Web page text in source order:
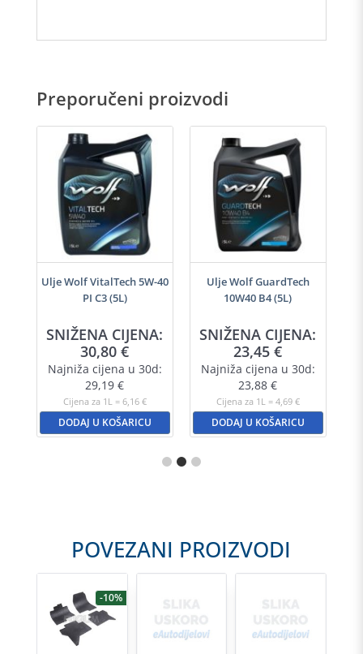
Preporučeni proizvodi
Ulje Wolf VitalTech 5W-40
PI C3 (5L)
SNIŽENA CIJENA:
30,80€
Najniža cijena u 30d:
29,19€
Cijena za 1L = 6,16 €
DODAJ U KOŠARICU
Ulje Wolf GuardTech
10W40 B4 (5L)
SNIŽENA CIJENA:
23,45€
Najniža cijena u 30d:
23,88€
Cijena za 1L = 4,69 €
DODAJ U KOŠARICU
POVEZANI PROIZVODI
-10%